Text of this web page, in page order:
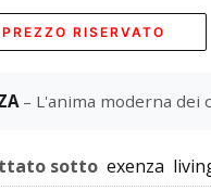
PREZZO RISERVATO
– L'anima moderna dei
sotto exenza